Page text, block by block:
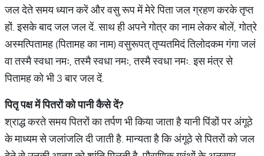
जल देते समय ध्यान करें और वसु रूप में मेरे पिता जल ग्रहण करके तृप्त
हों. इसके बाद जल जल दें. साथ ही अपने गोत्र का नाम लेकर बोलें, गोत्रे
अस्मत्पितामह (पितामह का नाम) वसुरूपत् तृप्यतमिदं तिलोदकम गंगा जलं
वा तस्मै स्वधा नमः, तस्मै स्वधा नमः, तस्मै स्वधा नमः. इस मंत्र से
पितामह को भी 3 बार जल दें.
पितृ पक्ष में पितरों को पानी कैसे दें?
श्राद्ध करते समय पितरों का तर्पण भी किया जाता है यानी पिंडों पर अंगूठे
के माध्यम से जलांजलि दी जाती है. मान्यता है कि अंगूठे से पितरों को जल